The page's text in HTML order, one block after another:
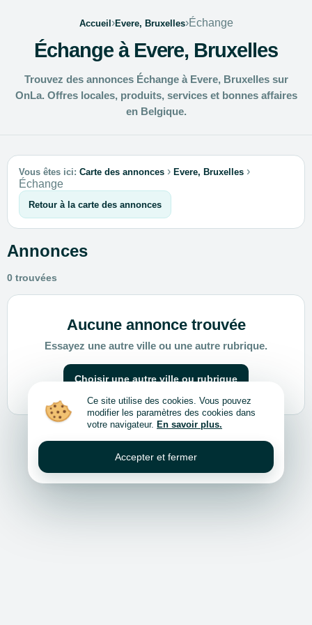
Accueil›Evere, Bruxelles›Échange
Échange à Evere, Bruxelles
Trouvez des annonces Échange à Evere, Bruxelles sur
OnLa. Offres locales, produits, services et bonnes affaires
en Belgique.
Vous êtes ici: Carte des annonces › Evere, Bruxelles ›
Échange
Retour à la carte des annonces
Annonces
0 trouvées
Aucune annonce trouvée
Essayez une autre ville ou une autre rubrique.
Choisir une autre ville ou rubrique
Ce site utilise des cookies. Vous pouvez
modifier les paramètres des cookies dans
votre navigateur. En savoir plus.
Accepter et fermer